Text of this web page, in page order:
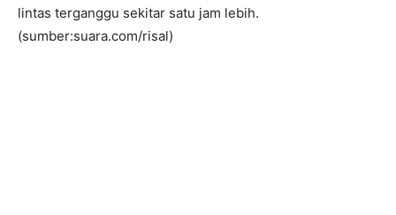
lintas terganggu sekitar satu jam lebih.
(sumber:suara.com/risal)